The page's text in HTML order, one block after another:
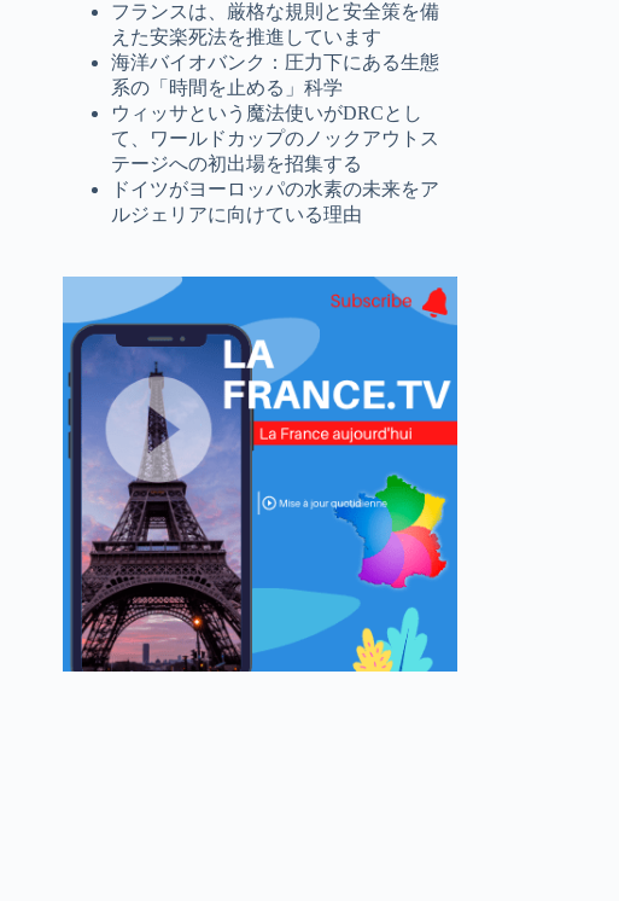
フランスは、厳格な規則と安全策を備
えた安楽死法を推進しています
海洋バイオバンク：圧力下にある生態
系の「時間を止める」科学
ウィッサという魔法使いがDRCとし
て、ワールドカップのノックアウトス
テージへの初出場を招集する
ドイツがヨーロッパの水素の未来をア
ルジェリアに向けている理由